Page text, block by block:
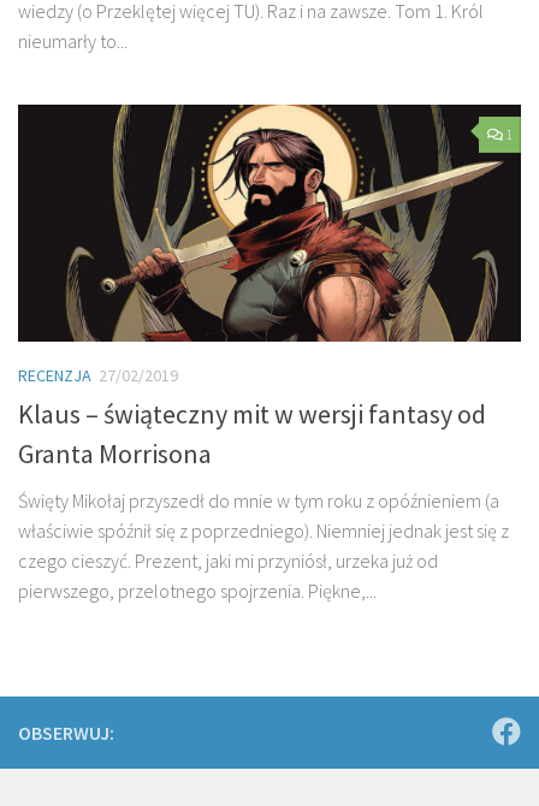
wiedzy (o Przeklętej więcej TU). Raz i na zawsze. Tom 1. Król
nieumarły to...
1
RECENZJA 27/02/2019
Klaus – świąteczny mit w wersji fantasy od
Granta Morrisona
Święty Mikołaj przyszedł do mnie w tym roku z opóźnieniem (a
właściwie spóźnił się z poprzedniego). Niemniej jednak jest się z
czego cieszyć. Prezent, jaki mi przyniósł, urzeka już od
pierwszego, przelotnego spojrzenia. Piękne,...
OBSERWUJ: